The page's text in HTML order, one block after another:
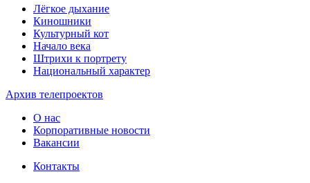
Лёгкое дыхание
Киношники
Культурный кот
Начало века
Штрихи к портрету
Национальный характер
Архив телепроектов
О нас
Корпоративные новости
Вакансии
Контакты